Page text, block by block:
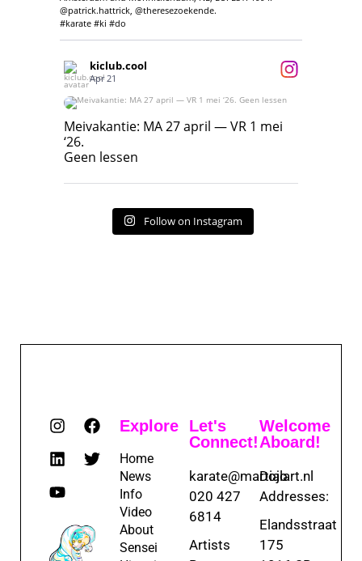
@patrick.hattrick, @theresezoekende.
#karate #ki #do
kiclub.cool
Apr 21
Meivakantie: MA 27 april — VR 1 mei ‘26.
Geen lessen
Meivakantie: MA 27 april — VR 1 mei
‘26.
Geen lessen
Follow on Instagram
Explore
Home
News
Info
Video
About
Sensei
Let's
Connect!
karate@martialart.nl
020 427
6814
Artists
Welcome
Aboard!
Dojo
Addresses:
Elandsstraat
175